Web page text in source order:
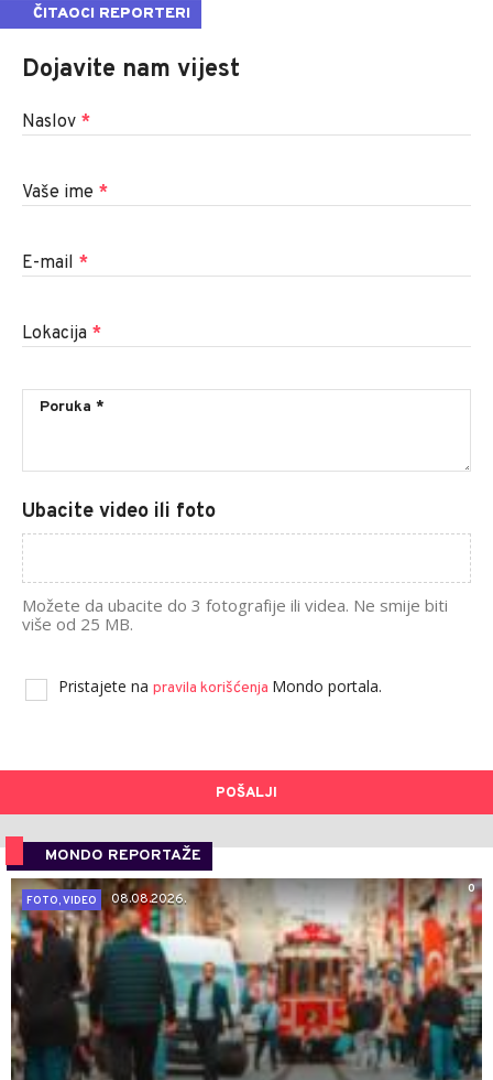
ČITAOCI REPORTERI
Dojavite nam vijest
Naslov *
Vaše ime *
E-mail *
Lokacija *
Ubacite video ili foto
Možete da ubacite do 3 fotografije ili videa. Ne smije biti
više od 25 MB.
Pristajete na pravila korišćenja Mondo portala.
POŠALJI
MONDO REPORTAŽE
0
FOTO, VIDEO
08.08.2026.